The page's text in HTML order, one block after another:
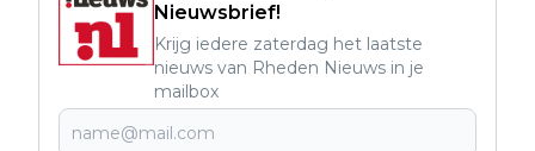
Nieuwsbrief!
Krijg iedere zaterdag het laatste
nieuws van Rheden Nieuws in je
mailbox